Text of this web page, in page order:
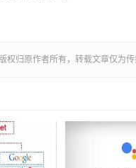
权归原作者所有，转载文章仅为